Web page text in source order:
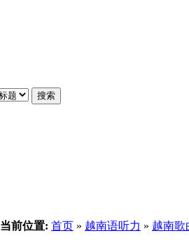
搜索
当前位置: 首页 » 越南语听力 » 越南歌